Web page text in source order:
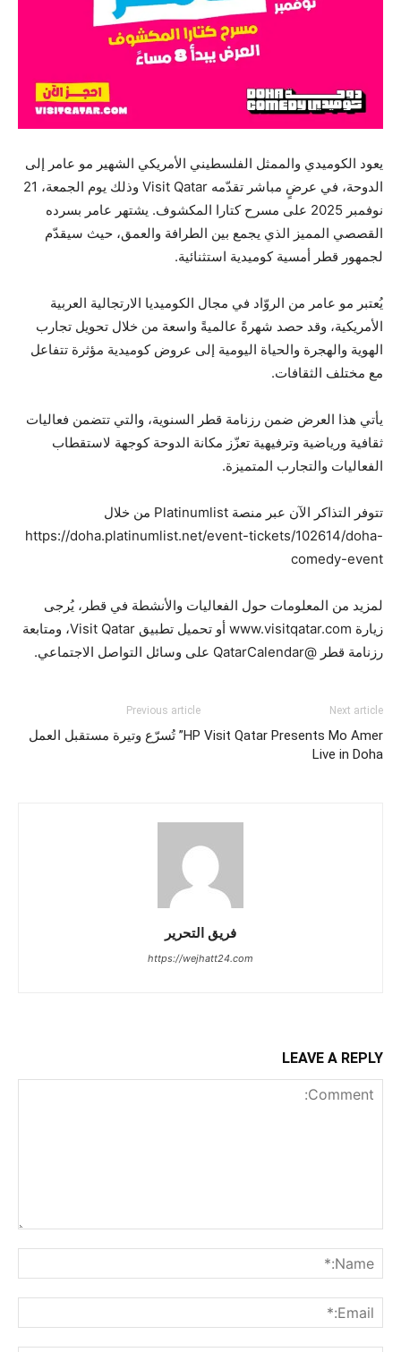
يعود الكوميدي والممثل الفلسطيني الأمريكي الشهير مو عامر إلى
الدوحة، في عرضٍ مباشر تقدّمه Visit Qatar وذلك يوم الجمعة، 21
نوفمبر 2025 على مسرح كتارا المكشوف. يشتهر عامر بسرده
القصصي المميز الذي يجمع بين الطرافة والعمق، حيث سيقدّم
لجمهور قطر أمسية كوميدية استثنائية.
يُعتبر مو عامر من الروّاد في مجال الكوميديا الارتجالية العربية
الأمريكية، وقد حصد شهرةً عالميةً واسعة من خلال تحويل تجارب
الهوية والهجرة والحياة اليومية إلى عروض كوميدية مؤثرة تتفاعل
مع مختلف الثقافات.
يأتي هذا العرض ضمن رزنامة قطر السنوية، والتي تتضمن فعاليات
ثقافية ورياضية وترفيهية تعزّز مكانة الدوحة كوجهة لاستقطاب
الفعاليات والتجارب المتميزة.
تتوفر التذاكر الآن عبر منصة Platinumlist من خلال
https://doha.platinumlist.net/event-tickets/102614/doha-
comedy-event
لمزيد من المعلومات حول الفعاليات والأنشطة في قطر، يُرجى
زيارة www.visitqatar.com أو تحميل تطبيق Visit Qatar، ومتابعة
رزنامة قطر @QatarCalendar على وسائل التواصل الاجتماعي.
Previous article
HP” تُسرّع وتيرة مستقبل العمل
Next article
Visit Qatar Presents Mo Amer
Live in Doha
فريق التحرير
https://wejhatt24.com
LEAVE A REPLY